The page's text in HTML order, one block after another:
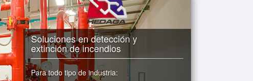
Soluciones en detección y
extinción de incendios
Para todo tipo de industria: